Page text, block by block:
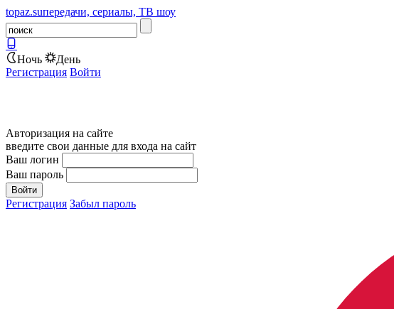
topaz.suпередачи, сериалы, ТВ шоу
Ночь
День
Регистрация Войти
Авторизация на сайте
введите свои данные для входа на сайт
Ваш логин
Ваш пароль
Регистрация Забыл пароль